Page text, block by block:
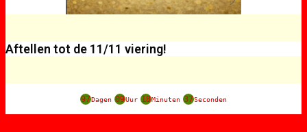
Aftellen tot de 11/11 viering!
97Dagen 09Uur 18Minuten 37Seconden